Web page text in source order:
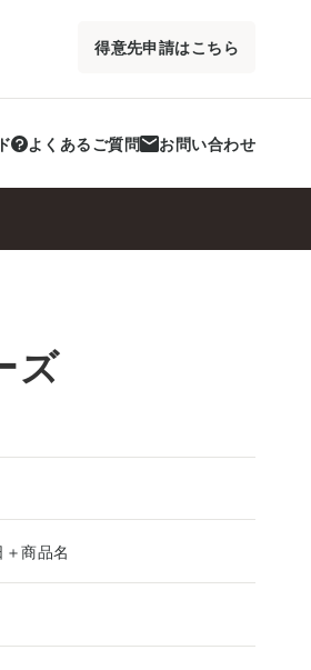
得意先申請はこちら
よくあるご質問 お問い合わせ
ズ
商品名